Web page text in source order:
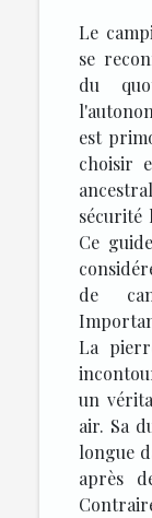
Le
se
du
est
choisir
sécurité
Ce
de
La
un
air. Sa
longue
après